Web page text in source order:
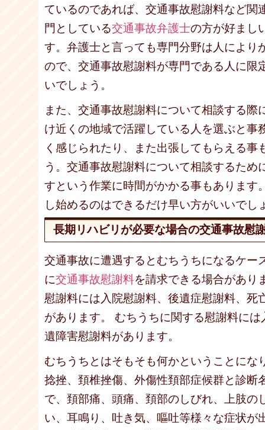
ているのであれば、交通事故慰謝料など関
門としている交通事故弁護士の方が好まし
す。弁護士と言っても専門分野は人により
ので、交通事故慰謝料が専門である人に限
いでしょう。
また、交通事故慰謝料について相談する際
け近くの地域で活躍している人を選ぶと事
く感じられたり、また出張してもらえる事
う。交通事故慰謝料について相談するため
すという作業に時間がかかる事もあります
し始めるのはできるだけ早い方がいいでし
長期リハビリが必要な場合の交通事故慰
交通事故に遭遇するとむちうちになるケー
に交通事故慰謝料を請求できる場合があり
慰謝料には入院慰謝料、後遺症慰謝料、死
があります。 むちうちに関する慰謝料には
遺障害慰謝料があります。
むちうちとはそもそも何かということにな
捻挫、頚椎挫傷、外傷性頚部症候群と診断
で、頚部痛、頭痛、頚部のしびれ、上肢の
い、耳鳴り、吐き気、嘔吐等様々な症状が